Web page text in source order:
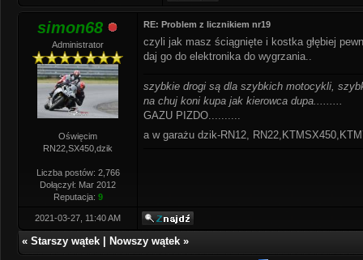
simon68
Administrator
Oświęcim
RN22,SX450,dzik
Liczba postów: 2,766
Dołączył: Mar 2012
Reputacja: 9
RE: Problem z licznikiem nr19
czyli jak masz ściągnięte i kostka głębiej
daj go do elektronika do wygrzania..
szybkie drogi są dla szybkich motocykli,
na chuj koni kupa jak kierowca dupa.........
GAZU PIZDO..........
a w garażu dzik-RN12,
2021-03-27, 11:40 AM
« Starszy wątek Nowszy wątek »